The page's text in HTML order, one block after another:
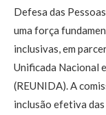
Defesa das
uma força
inclusivas, em
Unificada Nacional
(REUNIDA). A
inclusão efetiva